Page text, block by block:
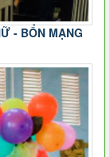
- BỔN MẠNG